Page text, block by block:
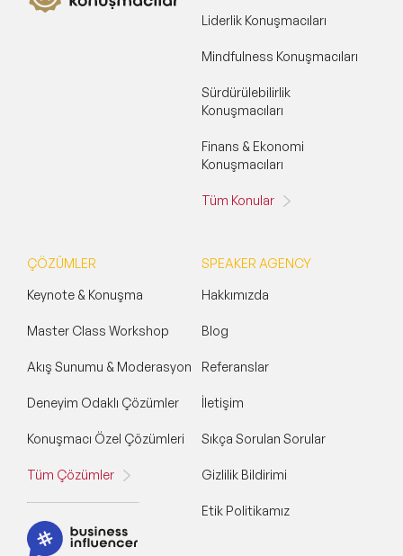
Liderlik Konuşmacıları
Mindfulness Konuşmacıları
Sürdürülebilirlik
Konuşmacıları
Finans & Ekonomi
Konuşmacıları
Tüm Konular
ÇÖZÜMLER
Keynote & Konuşma
Master Class Workshop
Akış Sunumu & Moderasyon
Deneyim Odaklı Çözümler
Konuşmacı Özel Çözümleri
Tüm Çözümler
SPEAKER AGENCY
Hakkımızda
Blog
Referanslar
İletişim
Sıkça Sorulan Sorular
Gizlilik Bildirimi
Etik Politikamız